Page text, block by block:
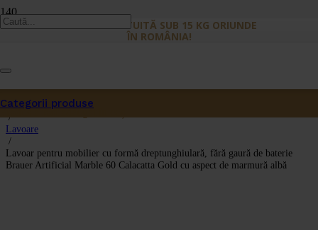
LIVRARE GRATUITĂ SUB 15 KG ORIUNDE
ÎN ROMÂNIA!
Produsa fost adăugat în coș.
Categorii produse
Prima pagină
/
Lavoare
/
Lavoar pentru mobilier cu formă dreptunghiulară, fără gaură de baterie
Brauer Artificial Marble 60 Calacatta Gold cu aspect de marmură albă